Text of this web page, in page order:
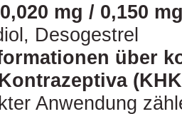
mg / 0,150
Desogestrel
über
Anwendung